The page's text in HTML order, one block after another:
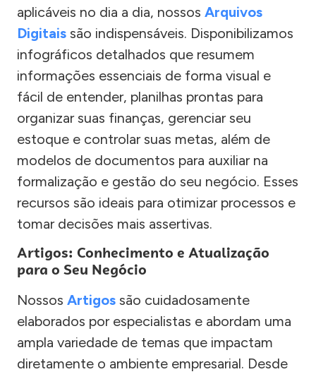
aplicáveis no dia a dia, nossos Arquivos
Digitais são indispensáveis. Disponibilizamos
infográficos detalhados que resumem
informações essenciais de forma visual e
fácil de entender, planilhas prontas para
organizar suas finanças, gerenciar seu
estoque e controlar suas metas, além de
modelos de documentos para auxiliar na
formalização e gestão do seu negócio. Esses
recursos são ideais para otimizar processos e
tomar decisões mais assertivas.
Artigos: Conhecimento e Atualização
para o Seu Negócio
Nossos Artigos são cuidadosamente
elaborados por especialistas e abordam uma
ampla variedade de temas que impactam
diretamente o ambiente empresarial. Desde